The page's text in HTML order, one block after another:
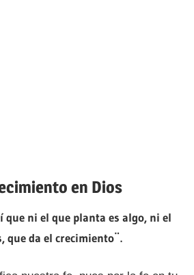
en Dios
que ni el que planta es algo, ni el
que da el crecimiento¨.